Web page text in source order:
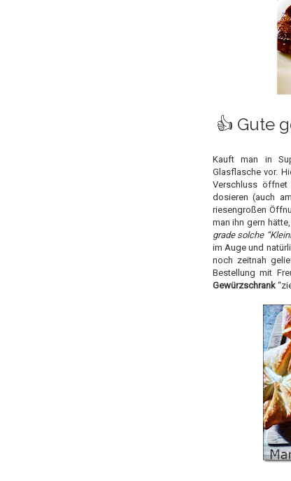
👍 Gute
Kauft man in
Glasflasche vor.
Verschluss
dosieren (auch
riesengroßen
man ihn gern
grade solche
im Auge und
noch zeitnah
Bestellung mit
Gewürzschrank